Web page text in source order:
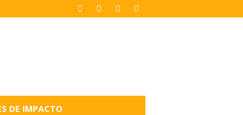
DE IMPACTO